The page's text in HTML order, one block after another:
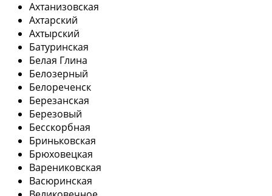
Ахтанизовская
Ахтарский
Ахтырский
Батуринская
Белая Глина
Белозерный
Белореченск
Березанская
Березовый
Бесскорбная
Бриньковская
Брюховецкая
Варениковская
Васюринская